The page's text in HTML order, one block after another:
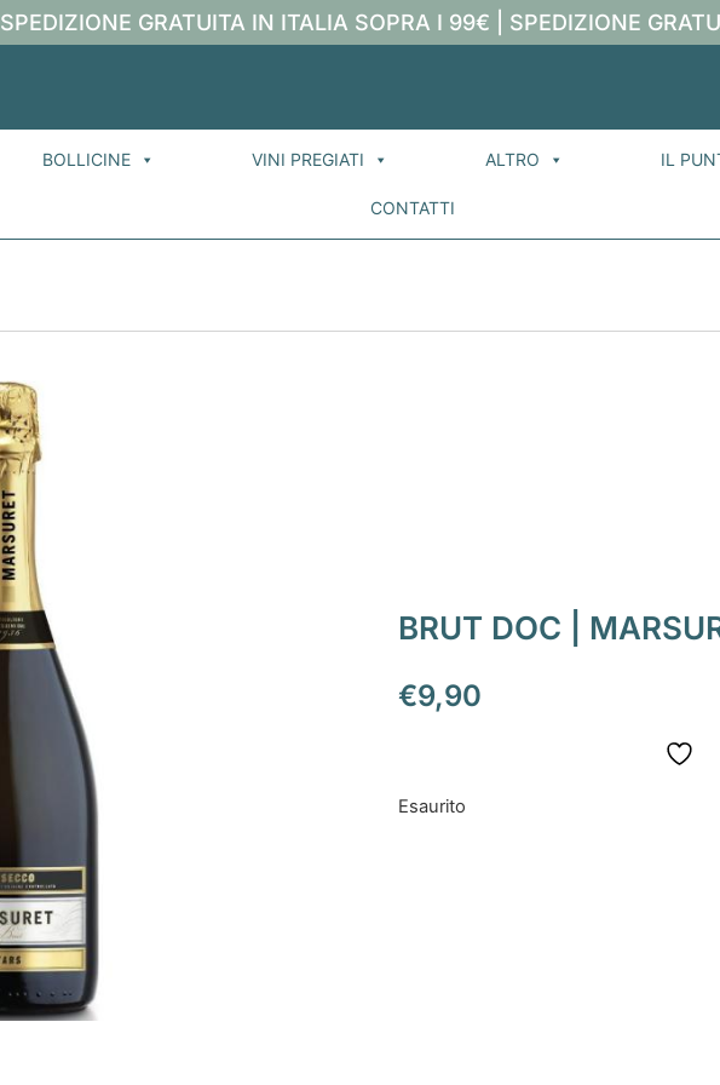
SPEDIZIONE GRATUITA IN ITALIA SOPRA I 99€ | SPEDIZIONE
BOLLICINE VINI PREGIATI ALTRO IL
CONTATTI
BRUT DOC |
€9,90
Esaurito